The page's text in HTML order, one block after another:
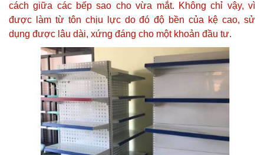
cách giữa các bếp sao cho vừa mắt. Không chỉ vậy, vì
được làm từ tôn chịu lực do đó độ bền của kệ cao, sử
dụng được lâu dài, xứng đáng cho một khoản đầu tư.